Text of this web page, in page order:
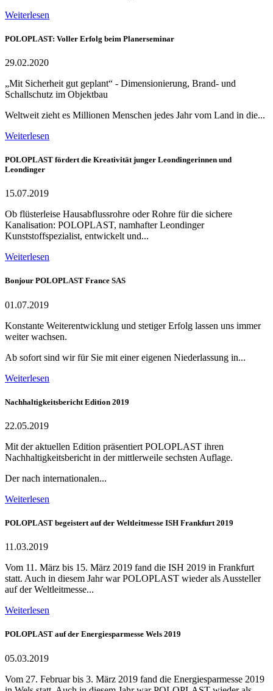
Weiterlesen
POLOPLAST: Voller Erfolg beim Planerseminar
29.02.2020
„Mit Sicherheit gut geplant“ - Dimensionierung, Brand- und
Schallschutz im Objektbau
Weltweit zieht es Millionen Menschen jedes Jahr vom Land in die...
Weiterlesen
POLOPLAST fördert die Kreativität junger Leondingerinnen und
Leondinger
15.07.2019
Ob flüsterleise Hausabflussrohre oder Rohre für die sichere
Kanalisation: POLOPLAST, namhafter Leondinger
Kunststoffspezialist, entwickelt und...
Weiterlesen
Bonjour POLOPLAST France SAS
01.07.2019
Konstante Weiterentwicklung und stetiger Erfolg lassen uns immer
weiter wachsen.
Ab sofort sind wir für Sie mit einer eigenen Niederlassung in...
Weiterlesen
Nachhaltigkeitsbericht Edition 2019
22.05.2019
Mit der aktuellen Edition präsentiert POLOPLAST ihren
Nachhaltigkeitsbericht in der mittlerweile sechsten Auflage.
Der nach internationalen...
Weiterlesen
POLOPLAST begeistert auf der Weltleitmesse ISH Frankfurt 2019
11.03.2019
Vom 11. März bis 15. März 2019 fand die ISH 2019 in Frankfurt
statt. Auch in diesem Jahr war POLOPLAST wieder als Aussteller
auf der Weltleitmesse...
Weiterlesen
POLOPLAST auf der Energiesparmesse Wels 2019
05.03.2019
Vom 27. Februar bis 3. März 2019 fand die Energiesparmesse 2019